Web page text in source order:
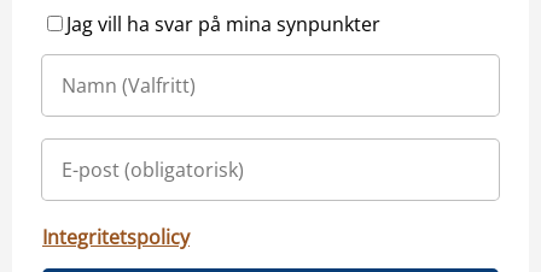
Jag vill ha svar på mina synpunkter
Integritetspolicy